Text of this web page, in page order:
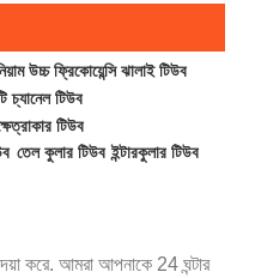
উচ্চ ফ্রিকোয়েন্সি ঝালাই টিউব
চ্যানেল টিউব
টিউব
তেল কুলার টিউব ইন্টারকুলার টিউব
দয়া করে. আমরা আপনাকে 24 ঘন্টার